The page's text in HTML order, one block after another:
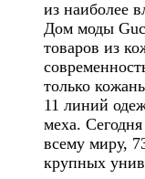
из наиболее
Дом моды
товаров из
только
11 линий
меха.
всему миру,
крупных